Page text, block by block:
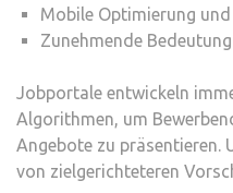
Mobile Optimierung
Zunehmende
Jobportale entwickeln
Algorithmen, um
Angebote zu präsentieren.
von zielgerichteteren